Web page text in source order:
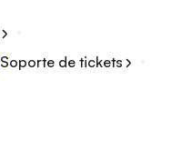
Soporte de tickets